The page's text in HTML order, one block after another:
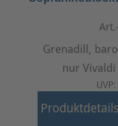
Grenadill,
nur
UVP:
Produktdetails